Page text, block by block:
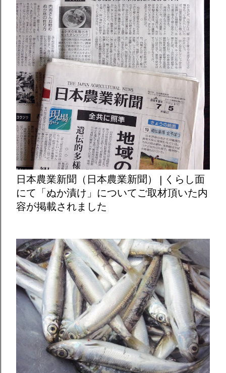
日本農業新聞（日本農業新聞） | くらし面
にて「ぬか漬け」についてご取材頂いた内
容が掲載されました